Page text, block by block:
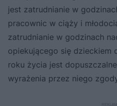
jest zatrudnianie w
pracownic w ciąży i
zatrudnianie w godzinach
opiekującego się dzieckiem
roku życia jest
wyrażenia przez niego